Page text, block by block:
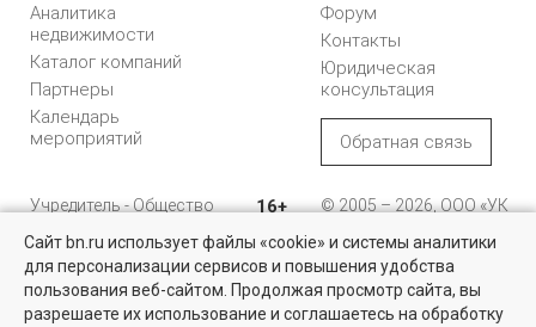
Квартиры на вторичном рынке
Более 10 тысяч квартир в Санкт-Петербурге и области от
собственников и агентств недвижимости
Аналитика
недвижимости
Каталог компаний
Партнеры
Календарь
мероприятий
Форум
Контакты
Юридическая
консультация
Обратная связь
Учредитель - Общество
ответственностью
"Управляющая
компания "Бюллетень
недвижимости"
16+
© 2005 – 2026, ООО «УК
196105, Санкт-
Петербург, пр. Юрия
Гагарина, 1
Сайт bn.ru использует файлы «cookie» и системы аналитики
для персонализации сервисов и повышения удобства
пользования веб-сайтом. Продолжая просмотр сайта, вы
разрешаете их использование и соглашаетесь на обработку